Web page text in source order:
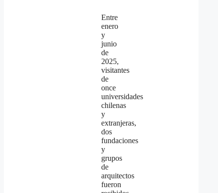
Entre
enero
y
junio
de
2025,
visitantes
de
once
universidades
chilenas
y
extranjeras,
dos
fundaciones
y
grupos
de
arquitectos
fueron